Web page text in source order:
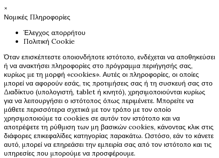
×
Νομικές Πληροφορίες
Έλεγχος απορρήτου
Πολιτική Cookie
Όταν επισκέπτεστε οποιονδήποτε ιστότοπο, ενδέχεται να αποθηκεύσει
ή να ανακτήσει πληροφορίες στο πρόγραμμα περιήγησής σας,
κυρίως με τη μορφή «cookies». Αυτές οι πληροφορίες, οι οποίες
μπορεί να αφορούν εσάς, τις προτιμήσεις σας ή τη συσκευή σας στο
Διαδίκτυο (υπολογιστή, tablet ή κινητό), χρησιμοποιούνται κυρίως
για να λειτουργήσει ο ιστότοπος όπως περιμένετε. Μπορείτε να
μάθετε περισσότερα σχετικά με τον τρόπο με τον οποίο
χρησιμοποιούμε τα cookies σε αυτόν τον ιστότοπο και να
αποτρέψετε τη ρύθμιση των μη βασικών cookies, κάνοντας κλικ στις
διάφορες επικεφαλίδες κατηγορίας παρακάτω. Ωστόσο, εάν το κάνετε
αυτό, μπορεί να επηρεάσει την εμπειρία σας από τον ιστότοπο και τις
υπηρεσίες που μπορούμε να προσφέρουμε.